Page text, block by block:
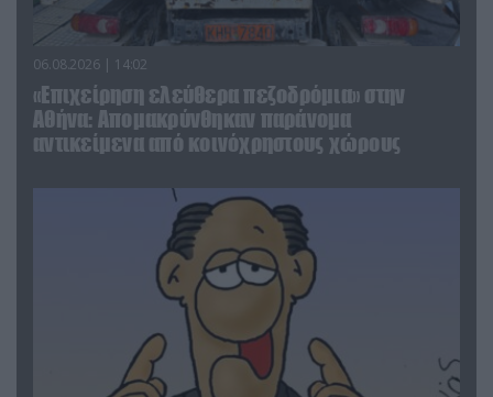
06.08.2026 | 14:02
«Επιχείρηση ελεύθερα πεζοδρόμια» στην
Αθήνα: Απομακρύνθηκαν παράνομα
αντικείμενα από κοινόχρηστους χώρους